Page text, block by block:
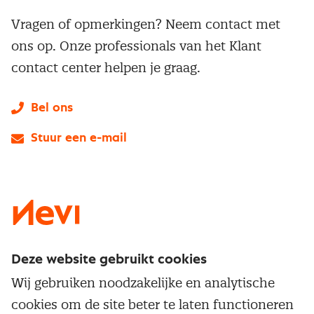
Service & contact
Populaire thema's
Vragen of opmerkingen? Neem contact met
ons op. Onze professionals van het Klant
contact center helpen je graag.
Bel ons
Stuur een e-mail
Deze website gebruikt cookies
Wij gebruiken noodzakelijke en analytische
cookies om de site beter te laten functioneren